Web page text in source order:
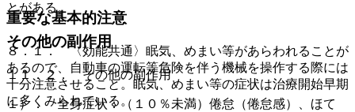
重要な基本的注意
８．１． 〈効能共通〉眠気、めまい等があらわれることが
あるので、自動車の運転等危険を伴う機械を操作する際には
十分注意させること。眠気、めまい等の症状は治療開始早期
に多くみられている。
とがある。
その他の副作用
１１．２． その他の副作用
１）． 全身症状：（１０％未満）倦怠（倦怠感）、ほて